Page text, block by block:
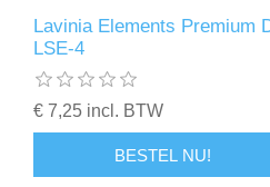
Lavinia Elements Premium
LSE-4
€ 7,25 incl. BTW
BESTEL NU!